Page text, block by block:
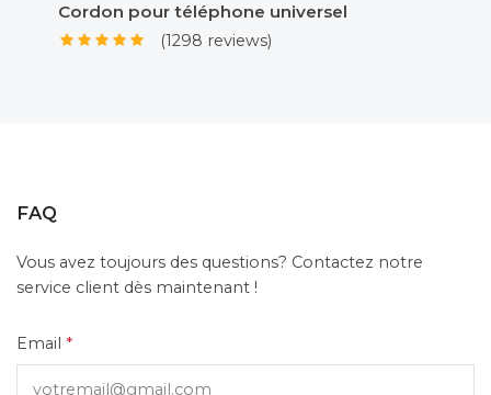
Cordon pour téléphone universel
(1298 reviews)
FAQ
Vous avez toujours des questions? Contactez notre
service client dès maintenant !
Email *